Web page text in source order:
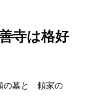
寺は格好
の墓と 頼家の